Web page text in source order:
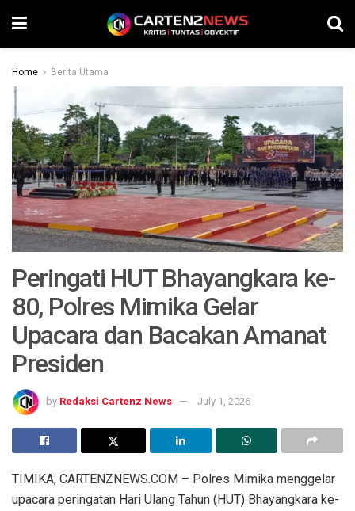
Home Berita Utama
Peringati HUT Bhayangkara ke-
80, Polres Mimika Gelar
Upacara dan Bacakan Amanat
Presiden
by Redaksi Cartenz News July 1, 2026
TIMIKA, CARTENZNEWS.COM – Polres Mimika menggelar
upacara peringatan Hari Ulang Tahun (HUT) Bhayangkara ke-